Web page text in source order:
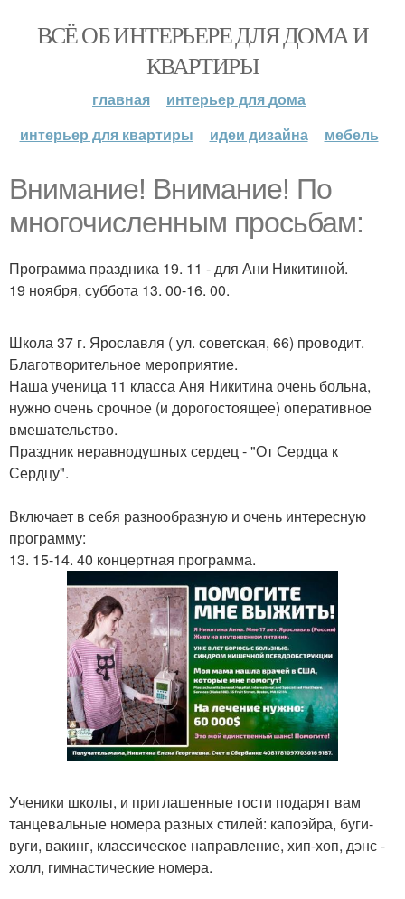
ВСЁ ОБ ИНТЕРЬЕРЕ ДЛЯ ДОМА И
КВАРТИРЫ
главная
интерьер для дома
интерьер для квартиры
идеи дизайна мебель
Внимание! Внимание! По
многочисленным просьбам:
Программа праздника 19. 11 - для Ани Никитиной.
19 ноября, суббота 13. 00-16. 00.
Школа 37 г. Ярославля ( ул. советская, 66) проводит.
Благотворительное мероприятие.
Наша ученица 11 класса Аня Никитина очень больна,
нужно очень срочное (и дорогостоящее) оперативное
вмешательство.
Праздник неравнодушных сердец - "От Сердца к
Сердцу".
Включает в себя разнообразную и очень интересную
программу:
13. 15-14. 40 концертная программа.
Ученики школы, и приглашенные гости подарят вам
танцевальные номера разных стилей: капоэйра, буги-
вуги, вакинг, классическое направление, хип-хоп, дэнс -
холл, гимнастические номера.